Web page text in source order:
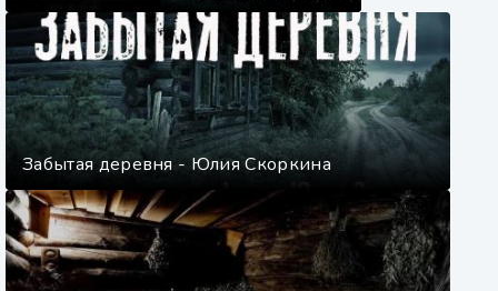
Забытая деревня - Юлия Скоркина